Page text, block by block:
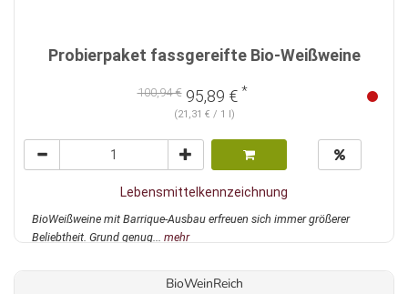
Probierpaket fassgereifte Bio-Weißweine
100,94 €95,89 € *
(21,31 € / 1 l)
Lebensmittelkennzeichnung
BioWeißweine mit Barrique-Ausbau erfreuen sich immer größerer
Beliebtheit. Grund genug... mehr
BioWeinReich